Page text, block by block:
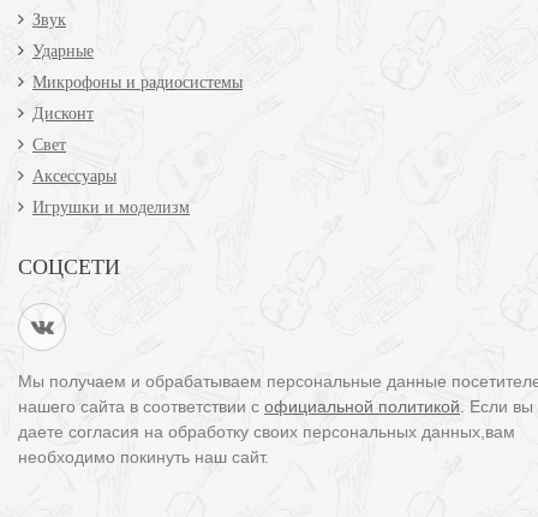
Звук
Ударные
Микрофоны и радиосистемы
Дисконт
Свет
Аксессуары
Игрушки и моделизм
СОЦСЕТИ
Мы получаем и обрабатываем персональные данные
нашего сайта в соответствии с официальной политикой . Если
даете согласия на обработку своих персональных данных,вам
необходимо покинуть наш сайт.